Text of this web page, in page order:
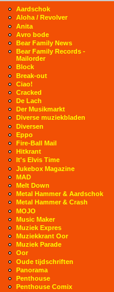
Aardschok
Aloha / Revolver
Anita
Avro bode
Bear Family News
Bear Family Records -
Mailorder
Block
Break-out
Ciao!
Cracked
De Lach
Der Musikmarkt
Diverse muziekbladen
Diversen
Eppo
Fire-Ball Mail
Hitkrant
It's Elvis Time
Jukebox Magazine
MAD
Melt Down
Metal Hammer & Aardschok
Metal Hammer & Crash
MOJO
Music Maker
Muziek Expres
Muziekkrant Oor
Muziek Parade
Oor
Oude tijdschriften
Panorama
Penthouse
Penthouse Comix